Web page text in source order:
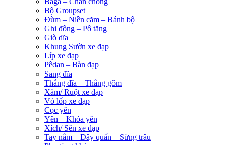
Bộ Groupset
Đùm – Niền căm – Bánh bộ
Ghi đông – Pô tăng
Giò dĩa
Khung Sườn xe đạp
Líp xe đạp
Pêdan – Bàn đạp
Sang đĩa
Thắng đĩa – Thắng gôm
Xăm/ Ruột xe đạp
Vỏ lốp xe đạp
Cọc yên
Yên – Khóa yên
Xích/ Sên xe đạp
Tay nắm – Dây quấn – Sừng trâu